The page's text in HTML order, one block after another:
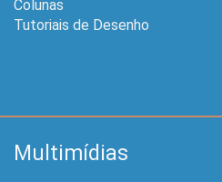
Colunas
Tutoriais de Desenho
Multimídias